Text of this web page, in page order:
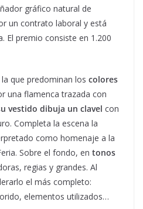
gráfico natural de
un contrato laboral y está
El premio consiste en 1.200
que predominan los colores
una flamenca trazada con
vestido dibuja un clavel con
Completa la escena la
como homenaje a la
Sobre el fondo, en tonos
regias y grandes. Al
el más completo:
elementos utilizados…